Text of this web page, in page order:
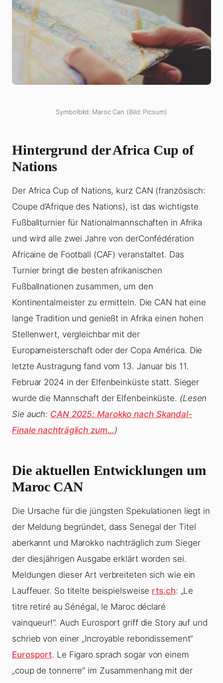
Symbolbild: Maroc Can (Bild: Picsum)
Hintergrund der Africa Cup of
Nations
Der Africa Cup of Nations, kurz CAN (französisch:
Coupe d’Afrique des Nations), ist das wichtigste
Fußballturnier für Nationalmannschaften in Afrika
und wird alle zwei Jahre von derConfédération
Africaine de Football (CAF) veranstaltet. Das
Turnier bringt die besten afrikanischen
Fußballnationen zusammen, um den
Kontinentalmeister zu ermitteln. Die CAN hat eine
lange Tradition und genießt in Afrika einen hohen
Stellenwert, vergleichbar mit der
Europameisterschaft oder der Copa América. Die
letzte Austragung fand vom 13. Januar bis 11.
Februar 2024 in der Elfenbeinküste statt. Sieger
wurde die Mannschaft der Elfenbeinküste. (Lesen
Sie auch: CAN 2025: Marokko nach Skandal-
Finale nachträglich zum…)
Die aktuellen Entwicklungen um
Maroc CAN
Die Ursache für die jüngsten Spekulationen liegt in
der Meldung begründet, dass Senegal der Titel
aberkannt und Marokko nachträglich zum Sieger
der diesjährigen Ausgabe erklärt worden sei.
Meldungen dieser Art verbreiteten sich wie ein
Lauffeuer. So titelte beispielsweise rts.ch: „Le
titre retiré au Sénégal, le Maroc déclaré
vainqueur!“. Auch Eurosport griff die Story auf und
schrieb von einer „Incroyable rebondissement“
Eurosport. Le Figaro sprach sogar von einem
„coup de tonnerre“ im Zusammenhang mit der